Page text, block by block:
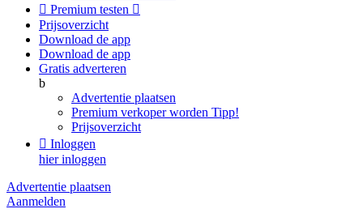
 Premium testen 
Prijsoverzicht
Download de app
Download de app
Gratis adverteren
b
Advertentie plaatsen
Premium verkoper worden Tipp!
Prijsoverzicht
 Inloggen
hier inloggen
Advertentie plaatsen
Aanmelden